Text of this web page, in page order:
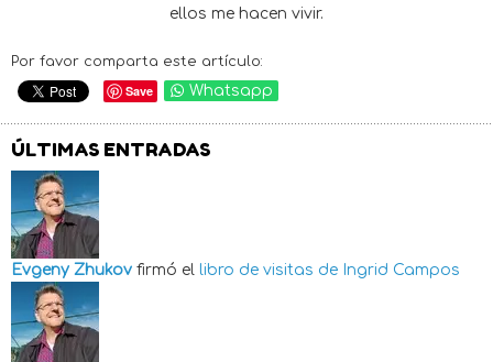
ellos me hacen vivir.
Por favor comparta este artículo:
Save Whatsapp
ÚLTIMAS ENTRADAS
Evgeny Zhukov firmó el libro de visitas de Ingrid Campos